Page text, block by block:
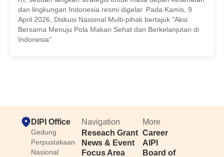
dan lingkungan Indonesia resmi digelar. Pada Kamis, 9
April 2026, Diskusi Nasional Multi-pihak bertajuk "Aksi
Bersama Menuju Pola Makan Sehat dan Berkelanjutan di
Indonesia"
DIPI Office
Gedung
Perpustakaan
Nasional
Navigation
Reseach Grant
News & Event
Focus Area
More
Career
AIPI
Board of